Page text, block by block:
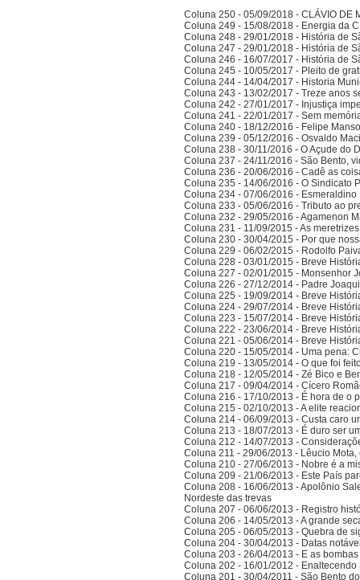
Coluna 250 - 05/09/2018 - CLÁVIO DE
Coluna 249 - 15/08/2018 - Energia da
Coluna 248 - 29/01/2018 - História de
Coluna 247 - 29/01/2018 - História de
Coluna 246 - 16/07/2017 - História de
Coluna 245 - 10/05/2017 - Pleito de
Coluna 244 - 14/04/2017 - Historia
Coluna 243 - 13/02/2017 - Treze anos
Coluna 242 - 27/01/2017 - Injustiça
Coluna 241 - 22/01/2017 - Sem
Coluna 240 - 18/12/2016 - Felipe
Coluna 239 - 05/12/2016 - Osvaldo
Coluna 238 - 30/11/2016 - O Açude do
Coluna 237 - 24/11/2016 - São Bento,
Coluna 236 - 20/06/2016 - Cadê as
Coluna 235 - 14/06/2016 - O Sindicato
Coluna 234 - 07/06/2016 -
Coluna 233 - 05/06/2016 - Tributo ao
Coluna 232 - 29/05/2016 - Agamenon
Coluna 231 - 11/09/2015 - As
Coluna 230 - 30/04/2015 - Por que
Coluna 229 - 06/02/2015 - Rodolfo
Coluna 228 - 03/01/2015 - Breve
Coluna 227 - 02/01/2015 - Monsenhor
Coluna 226 - 27/12/2014 - Padre
Coluna 225 - 19/09/2014 - Breve
Coluna 224 - 29/07/2014 - Breve
Coluna 223 - 15/07/2014 - Breve
Coluna 222 - 23/06/2014 - Breve
Coluna 221 - 05/06/2014 - Breve
Coluna 220 - 15/05/2014 - Uma pena:
Coluna 219 - 13/05/2014 - O que foi
Coluna 218 - 12/05/2014 - Zé Bico e
Coluna 217 - 09/04/2014 - Cícero
Coluna 216 - 17/10/2013 - É hora de o
Coluna 215 - 02/10/2013 - A elite
Coluna 214 - 06/09/2013 - Custa caro
Coluna 213 - 18/07/2013 - É duro ser
Coluna 212 - 14/07/2013 -
Coluna 211 - 29/06/2013 - Lêucio
Coluna 210 - 27/06/2013 - Nobre é a
Coluna 209 - 21/06/2013 - Este País
Coluna 208 - 16/06/2013 - Apolônio
Nordeste das trevas
Coluna 207 - 06/06/2013 - Registro
Coluna 206 - 14/05/2013 - A grande
Coluna 205 - 06/05/2013 - Quebra de
Coluna 204 - 30/04/2013 - Datas
Coluna 203 - 26/04/2013 - E as
Coluna 202 - 16/01/2012 -
Coluna 201 - 30/04/2011 - São Bento